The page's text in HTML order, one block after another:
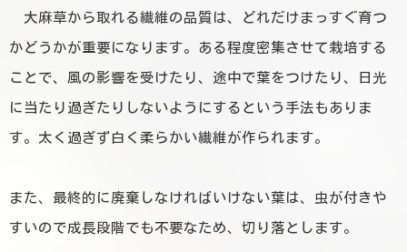
大麻草から取れる繊維の品質は、どれだけまっすぐ育つ
かどうかが重要になります。 ある程度密集させて栽培する
ことで、風の影響を受けたり、途中で葉をつけたり、日光
に当たり過ぎたりしないようにするという手法もありま
す。太く過ぎず白く柔らかい繊維が作られます。
また、最終的に廃棄しなければいけない葉は、虫が付きや
すいので成長段階でも不要なため、切り落とします。